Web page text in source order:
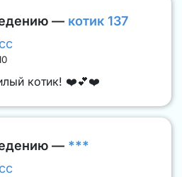
— котик 137
котик! ❤️💕❤️
— ***